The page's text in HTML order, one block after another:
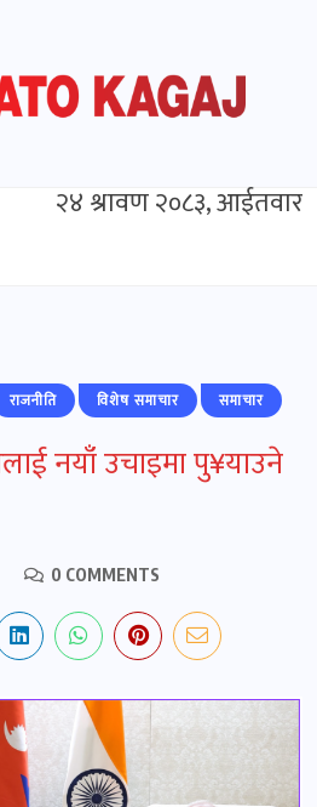
२४ श्रावण २०८३, आईतवार
राजनीति विशेष समाचार समाचार
नयाँ उचाइमा पु¥याउने
0 COMMENTS